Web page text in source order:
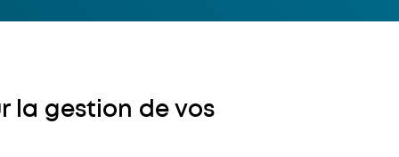
la gestion de vos